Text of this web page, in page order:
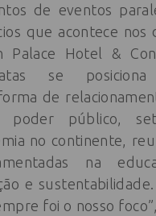
de eventos
que acontece nos
Palace Hotel &
se
de
poder público,
no continente,
na
e
foi o nosso